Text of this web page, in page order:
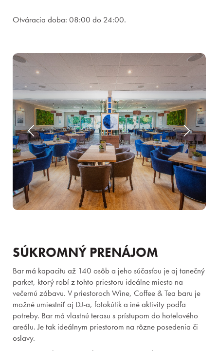
Otváracia doba: 08:00 do 24:00.
SÚKROMNÝ PRENÁJOM
Bar má kapacitu až 140 osôb a jeho súčasťou je aj tanečný
parket, ktorý robí z tohto priestoru ideálne miesto na
večernú zábavu. V priestoroch Wine, Coffee & Tea baru je
možné umiestniť aj DJ-a, fotokútik a iné aktivity podľa
potreby. Bar má vlastnú terasu s prístupom do hotelového
areálu. Je tak ideálnym priestorom na rôzne posedenia či
oslavy.